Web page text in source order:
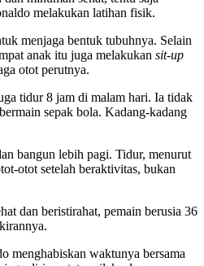
melakukan latihan fisik.
menjaga bentuk tubuhnya. Selain
anak itu juga melakukan sit-up
otot perutnya.
tidur 8 jam di malam hari. Ia tidak
sepak bola. Kadang-kadang
bangun lebih pagi. Tidur, menurut
otot setelah beraktivitas, bukan
dan beristirahat, pemain berusia 36
menghabiskan waktunya bersama